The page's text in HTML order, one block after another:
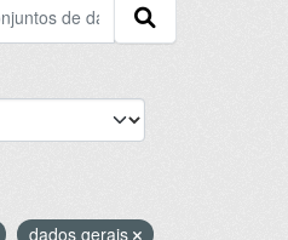
dados gerais